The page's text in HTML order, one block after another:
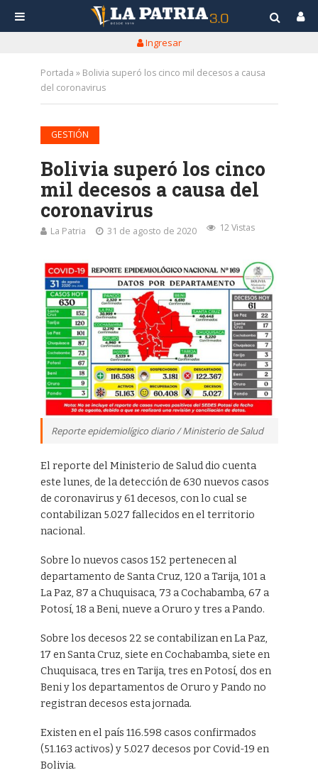
Ingresar
Portada » Bolivia superó los cinco mil decesos a causa
del coronavirus
GESTIÓN
Bolivia superó los cinco
mil decesos a causa del
coronavirus
La Patria 31 de agosto de 2020 12 Vistas
Reporte epidemiolígico diario / Ministerio de Salud
El reporte del Ministerio de Salud dio cuenta
este lunes, de la detección de 630 nuevos casos
de coronavirus y 61 decesos, con lo cual se
contabilizan 5.027 fallecidos en el territorio
nacional.
Sobre lo nuevos casos 152 pertenecen al
departamento de Santa Cruz, 120 a Tarija, 101 a
La Paz, 87 a Chuquisaca, 73 a Cochabamba, 67 a
Potosí, 18 a Beni, nueve a Oruro y tres a Pando.
Sobre los decesos 22 se contabilizan en La Paz,
17 en Santa Cruz, siete en Cochabamba, siete en
Chuquisaca, tres en Tarija, tres en Potosí, dos en
Beni y los departamentos de Oruro y Pando no
registran decesos esta jornada.
Existen en el país 116.598 casos confirmados
(51.163 activos) y 5.027 decesos por Covid-19 en
Bolivia.